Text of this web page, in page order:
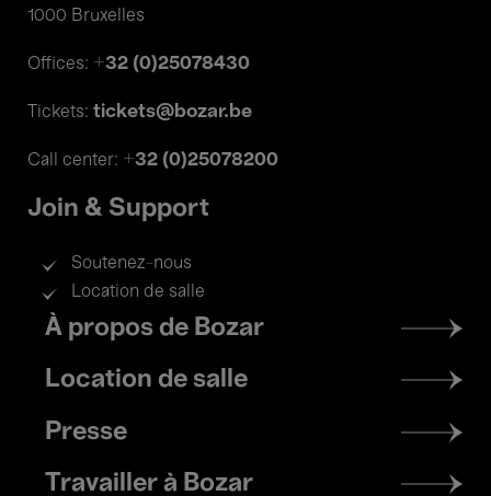
1000 Bruxelles
Offices: +32 (0)25078430
Tickets: tickets@bozar.be
Call center: +32 (0)25078200
Join & Support
Soutenez-nous
Location de salle
Footer
menu
À propos de Bozar
Location de salle
Presse
Travailler à Bozar